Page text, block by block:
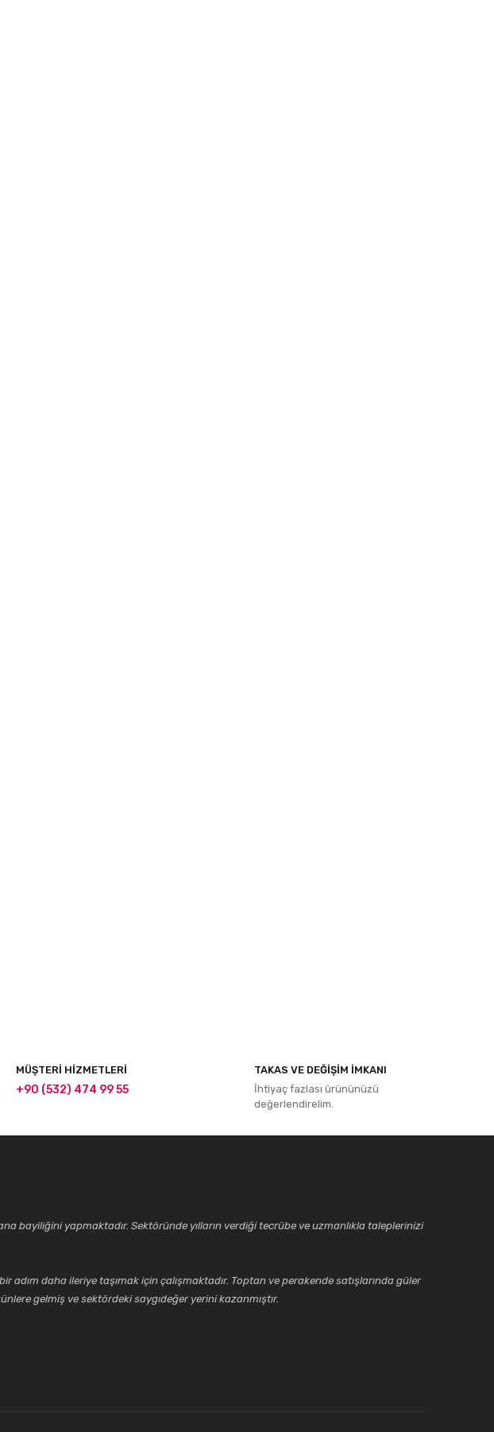
MÜŞTERİ HİZMETLERİ
+90 (532) 474 99 55
TAKAS VE DEĞİŞİM İMKANI
İhtiyaç fazlası ürününüzü
değerlendirelim.
bayiliğini yapmaktadır. Sektöründe yılların verdiği tecrübe ve uzmanlıkla taleplerinizi
daha ileriye taşımak için çalışmaktadır. Toptan ve perakende satışlarında güler
gelmiş ve sektördeki saygıdeğer yerini kazanmıştır.